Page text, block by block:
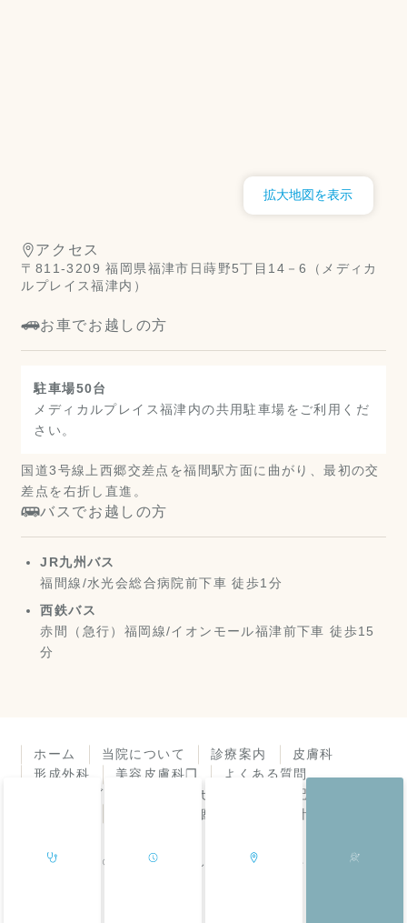
拡大地図を表示
アクセス
〒811-3209 福岡県福津市日蒔野5丁目14－6（メディカ
ルプレイス福津内）
お車でお越しの方
駐車場50台
メディカルプレイス福津内の共用駐車場をご利用くだ
さい。
国道3号線上西郷交差点を福間駅方面に曲がり、最初の交
差点を右折し直進。
バスでお越しの方
JR九州バス
福間線/水光会総合病院前下車 徒歩1分
西鉄バス
赤間（急行）福岡線/イオンモール福津前下車 徒歩15
分
ホーム 当院について 診療案内
皮膚科
形成外科
美容皮膚科❐
よくある質問
アクセスガイド
お知らせ
診療所日記
個人情報保護方針
© 福岡県福津市 よしき皮膚科・形成外科